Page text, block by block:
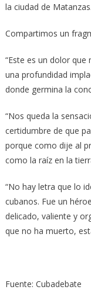
la ciudad de Matanzas.
Compartimos un
“Este es un dolor
una profundidad
donde germina la
“Nos queda la
certidumbre de que
porque como dije al
como la raíz en la
“No hay letra que lo
cubanos. Fue un
delicado, valiente y
que no ha muerto,
Fuente: Cubadebate